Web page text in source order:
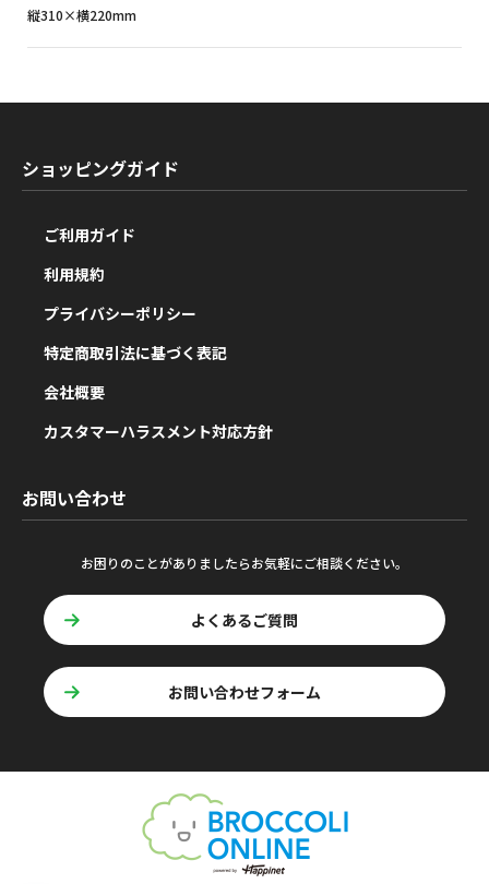
縦310×横220mm
ショッピングガイド
ご利用ガイド
利用規約
プライバシーポリシー
特定商取引法に基づく表記
会社概要
カスタマーハラスメント対応方針
お問い合わせ
お困りのことがありましたらお気軽にご相談ください。
よくあるご質問
お問い合わせフォーム